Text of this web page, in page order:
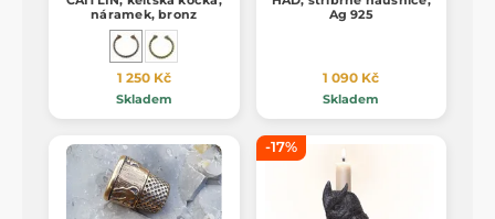
náramek, bronz
1 250 Kč
Skladem
Ag 925
1 090 Kč
Skladem
-17%